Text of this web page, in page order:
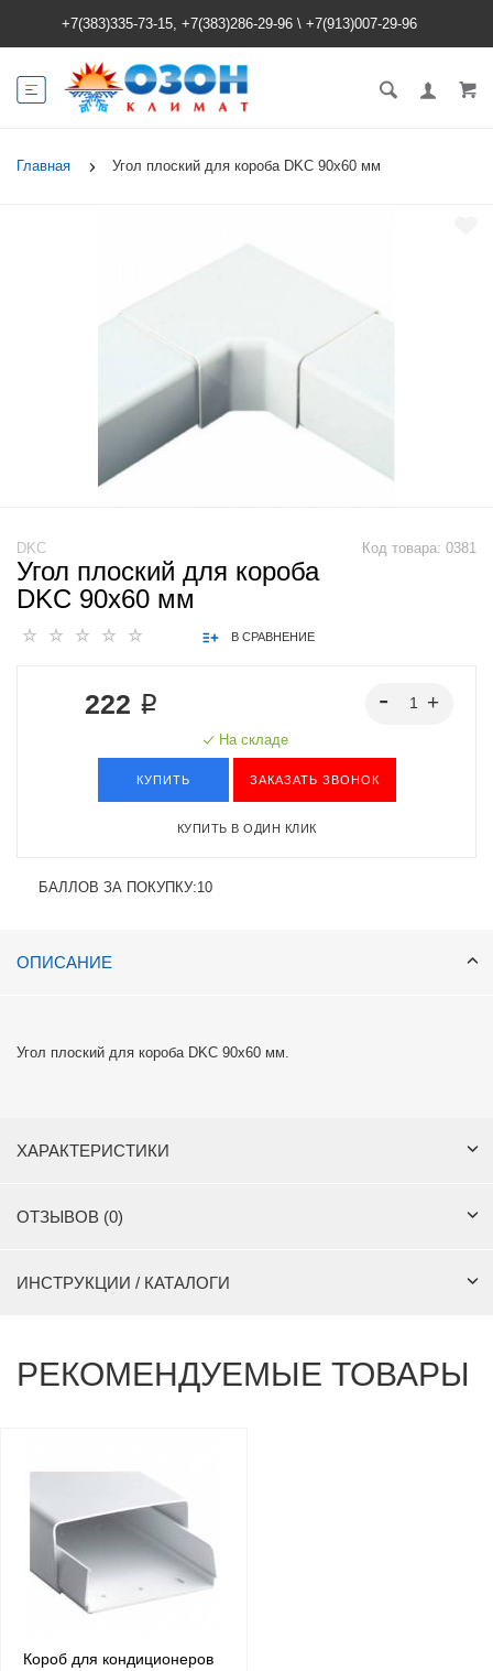
+7(383)335-73-15, +7(383)286-29-96 \ +7(913)007-29-96
Главная Угол плоский для короба DKC 90х60 мм
Код товара: 0381
DKC
Угол плоский для короба
DKC 90х60 мм
В СРАВНЕНИЕ
222 ₽
На складе
КУПИТЬ ЗАКАЗАТЬ ЗВОНОК
КУПИТЬ В ОДИН КЛИК
БАЛЛОВ ЗА ПОКУПКУ:10
ОПИСАНИЕ
Угол плоский для короба DKC 90х60 мм.
ХАРАКТЕРИСТИКИ
ОТЗЫВОВ (0)
ИНСТРУКЦИИ / КАТАЛОГИ
РЕКОМЕНДУЕМЫЕ ТОВАРЫ
Короб для кондиционеров